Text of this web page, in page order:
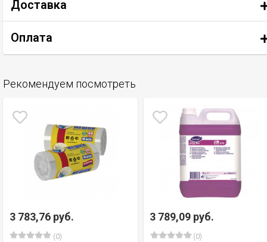
Доставка
Оплата
Рекомендуем посмотреть
3 783,76 руб.
(0)
3 789,09 руб.
(0)